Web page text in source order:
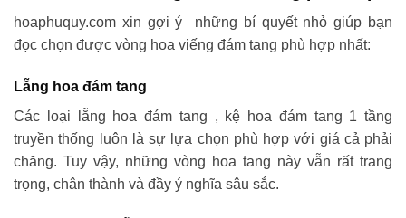
hoaphuquy.com xin gợi ý những bí quyết nhỏ giúp bạn
đọc chọn được vòng hoa viếng đám tang phù hợp nhất:
Lẵng hoa đám tang
Các loại lẵng hoa đám tang , kệ hoa đám tang 1 tầng
truyền thống luôn là sự lựa chọn phù hợp với giá cả phải
chăng. Tuy vậy, những vòng hoa tang này vẫn rất trang
trọng, chân thành và đầy ý nghĩa sâu sắc.